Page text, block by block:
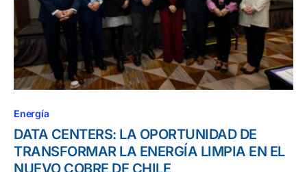
Energía
DATA CENTERS: LA OPORTUNIDAD DE
TRANSFORMAR LA ENERGÍA LIMPIA EN EL
NUEVO COBRE DE CHILE